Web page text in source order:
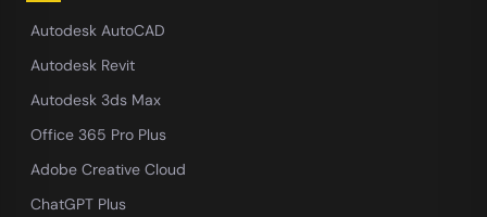
Autodesk AutoCAD
Autodesk Revit
Autodesk 3ds Max
Office 365 Pro Plus
Adobe Creative Cloud
ChatGPT Plus